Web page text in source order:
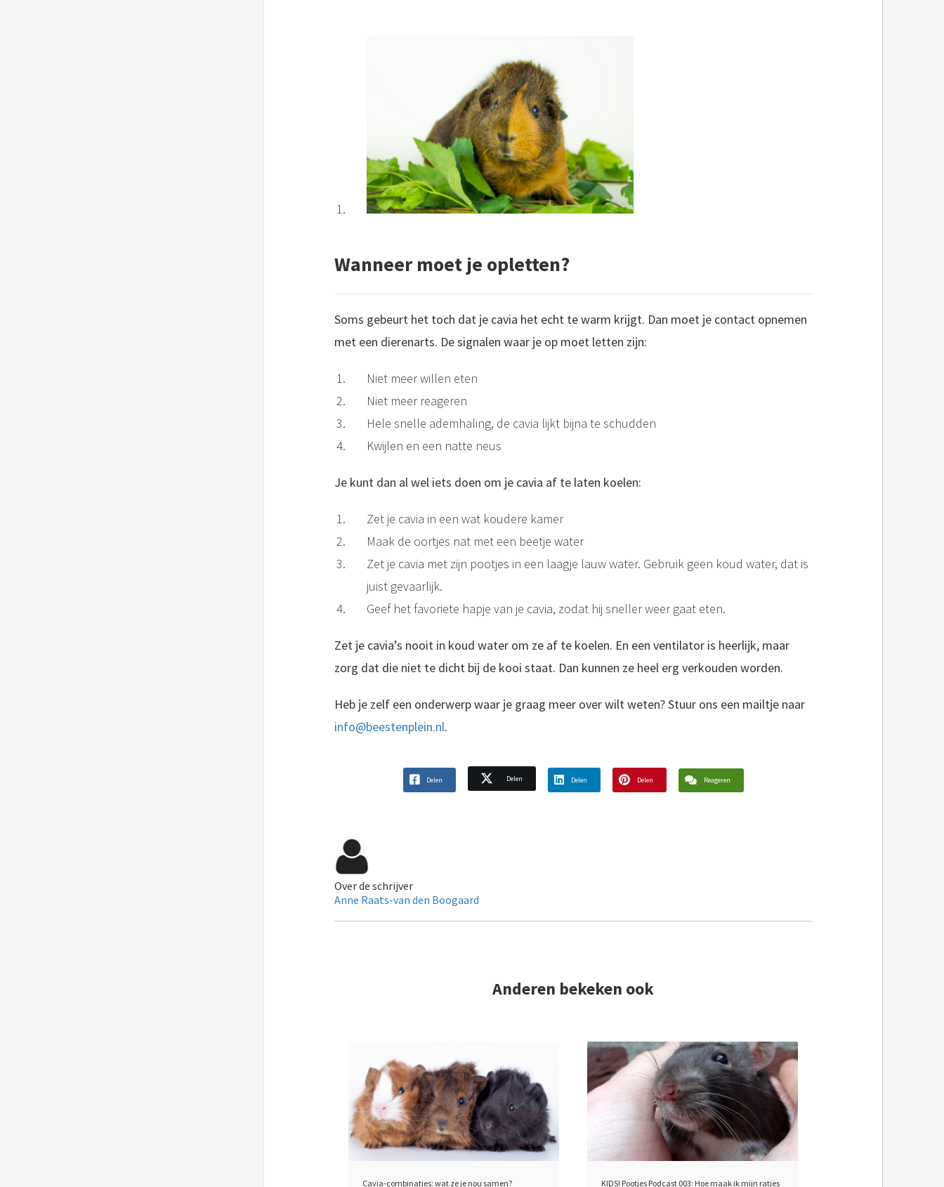
Wanneer moet je opletten?
Soms gebeurt het toch dat je cavia het echt te warm krijgt. Dan moet je contact opnemen
met een dierenarts. De signalen waar je op moet letten zijn:
Niet meer willen eten
Niet meer reageren
Hele snelle ademhaling, de cavia lijkt bijna te schudden
Kwijlen en een natte neus
Je kunt dan al wel iets doen om je cavia af te laten koelen:
Zet je cavia in een wat koudere kamer
Maak de oortjes nat met een beetje water
Zet je cavia met zijn pootjes in een laagje lauw water. Gebruik geen koud water, dat is
juist gevaarlijk.
Geef het favoriete hapje van je cavia, zodat hij sneller weer gaat eten.
Zet je cavia’s nooit in koud water om ze af te koelen. En een ventilator is heerlijk, maar
zorg dat die niet te dicht bij de kooi staat. Dan kunnen ze heel erg verkouden worden.
Heb je zelf een onderwerp waar je graag meer over wilt weten? Stuur ons een mailtje naar
info@beestenplein.nl.
Delen Delen Delen Delen Reageren
Over de schrijver
Anne Raats-van den Boogaard
Anderen bekeken ook
Cavia-combinaties: wat ze je nou samen? KIDS! Pootjes Podcast 003: Hoe maak ik mijn ratjes